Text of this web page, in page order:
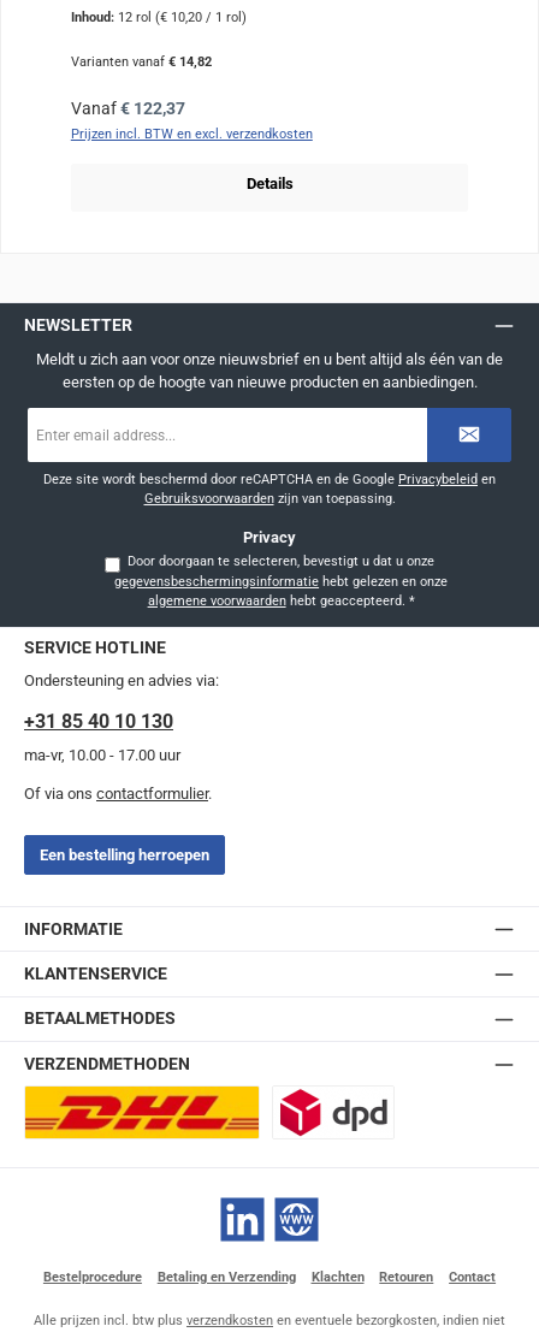
Inhoud: 12 rol (€ 10,20 / 1 rol)
Varianten vanaf€ 14,82
Normale prijs:
Vanaf€ 122,37
Prijzen incl. BTW en excl. verzendkosten
Details
NEWSLETTER
Meldt u zich aan voor onze nieuwsbrief en u bent altijd als één van de
eersten op de hoogte van nieuwe producten en aanbiedingen.
mailadres
Deze site wordt beschermd door reCAPTCHA en de Google Privacybeleid en
Gebruiksvoorwaardenzijn van toepassing.
Privacy
Door doorgaan te selecteren, bevestigt u dat u onze
gegevensbeschermingsinformatie
algemene voorwaardenhebt geaccepteerd. *
SERVICE HOTLINE
Ondersteuning en advies via:
+31 85 40 10 130
ma-vr, 10.00 - 17.00 uur
Of via ons contactformulier.
Een bestelling herroepen
INFORMATIE
KLANTENSERVICE
BETAALMETHODES
VERZENDMETHODEN
LinkedIn Website
Bestelprocedure Betaling en Verzending Klachten Retouren Contact
Alle prijzen incl. btw plus verzendkosten en eventuele bezorgkosten, indien niet